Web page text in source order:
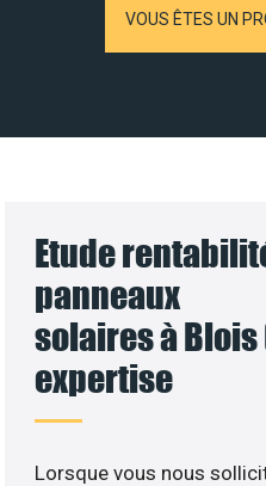
VOUS ÊTES UN
Etude
panneaux
solaires à Blois
expertise
Lorsque vous nous